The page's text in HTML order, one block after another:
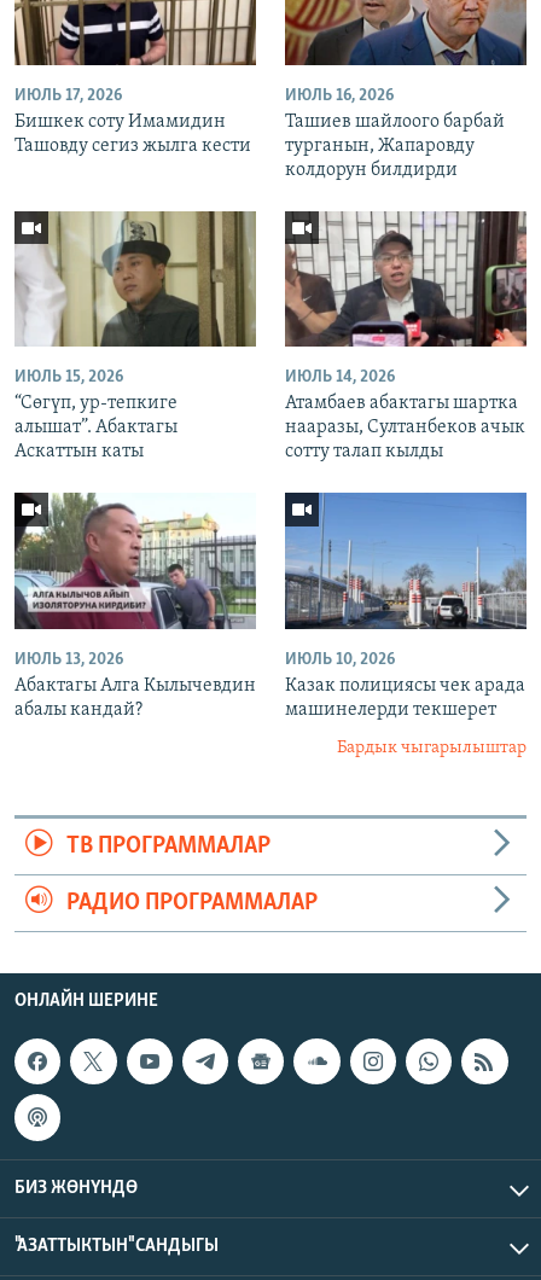
ИЮЛЬ 17, 2026
Бишкек соту Имамидин
Ташовду сегиз жылга кести
ИЮЛЬ 16, 2026
Ташиев шайлоого барбай
турганын, Жапаровду
колдорун билдирди
ИЮЛЬ 15, 2026
“Сөгүп, ур-тепкиге
алышат”. Абактагы
Аскаттын каты
ИЮЛЬ 14, 2026
Атамбаев абактагы шартка
нааразы, Султанбеков ачык
сотту талап кылды
ИЮЛЬ 13, 2026
Абактагы Алга Кылычевдин
абалы кандай?
ИЮЛЬ 10, 2026
Казак полициясы чек арада
машинелерди текшерет
Бардык чыгарылыштар
ТВ ПРОГРАММАЛАР
РАДИО ПРОГРАММАЛАР
ОНЛАЙН ШЕРИНЕ
БИЗ ЖӨНҮНДӨ
"АЗАТТЫКТЫН" САНДЫГЫ